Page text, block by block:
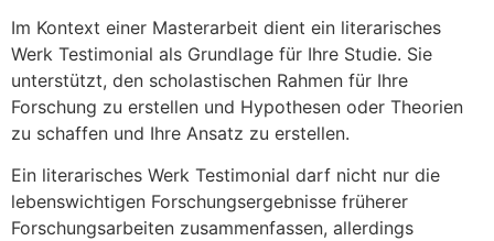
Im Kontext einer Masterarbeit dient ein literarisches
Werk Testimonial als Grundlage für Ihre Studie. Sie
unterstützt, den scholastischen Rahmen für Ihre
Forschung zu erstellen und Hypothesen oder Theorien
zu schaffen und Ihre Ansatz zu erstellen.
Ein literarisches Werk Testimonial darf nicht nur die
lebenswichtigen Forschungsergebnisse früherer
Forschungsarbeiten zusammenfassen, allerdings